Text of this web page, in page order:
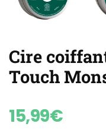
Cire
Touch
15,99€